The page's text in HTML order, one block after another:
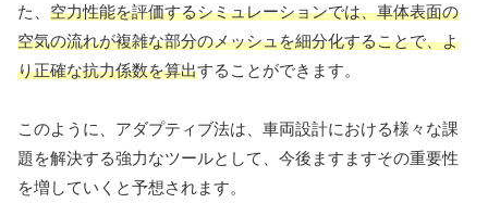
た、 空力性能を評価するシミュレーションでは、車体表面の
空気の流れが複雑な部分のメッシュを細分化することで、よ
り正確な抗力係数を算出することができます。
このように、アダプティブ法は、車両設計における様々な課
題を解決する強力なツールとして、今後ますますその重要性
を増していくと予想されます。